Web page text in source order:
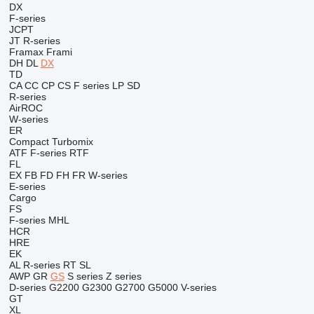
DX
F-series
JCPT
JT R-series
Framax Frami
DH DL DX
TD
CA CC CP CS F series LP SD
R-series
AirROC
W-series
ER
Compact Turbomix
ATF F-series RTF
FL
EX FB FD FH FR W-series
E-series
Cargo
FS
F-series MHL
HCR
HRE
EK
AL R-series RT SL
AWP GR GS S series Z series
D-series G2200 G2300 G2700 G5000 V-series
GT
XL